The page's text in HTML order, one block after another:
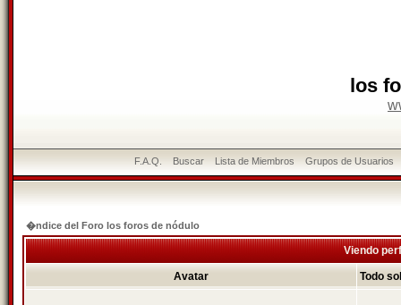
los
F.A.Q. Buscar Lista de Miembros Grupos de Usuarios
�ndice del Foro los foros de nódulo
Viendo
Avatar Todo